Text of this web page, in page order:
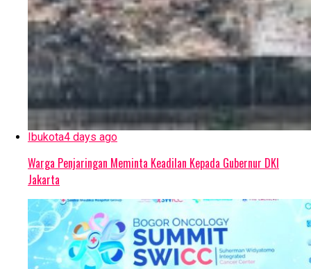
Ibukota4 days ago
Warga Penjaringan Meminta Keadilan Kepada Gubernur DKI
Jakarta